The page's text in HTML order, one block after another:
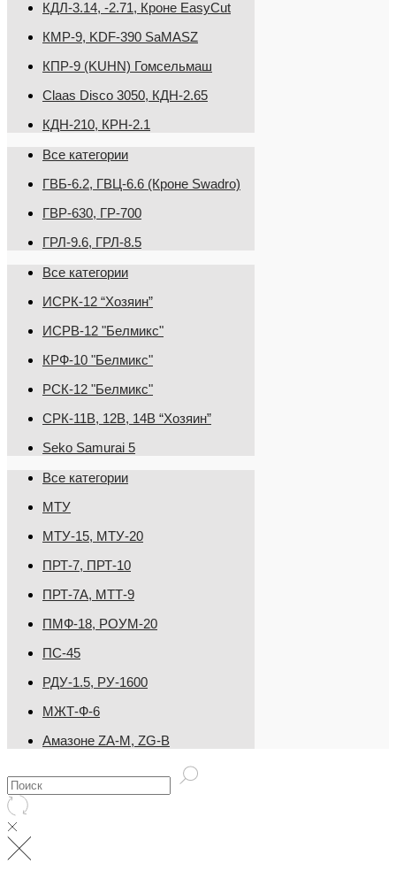
КДЛ-3.14, -2.71, Кроне EasyCut
КМР-9, KDF-390 SaMASZ
КПР-9 (KUHN) Гомсельмаш
Claas Disco 3050, КДН-2.65
КДН-210, КРН-2.1
Все категории
ГВБ-6.2, ГВЦ-6.6 (Кроне Swadro)
ГВР-630, ГР-700
ГРЛ-9.6, ГРЛ-8.5
Все категории
ИСРК-12 “Хозяин”
ИСРВ-12 "Белмикс"
КРФ-10 "Белмикс"
РСК-12 "Белмикс"
СРК-11В, 12В, 14В “Хозяин”
Seko Samurai 5
Все категории
МТУ
МТУ-15, МТУ-20
ПРТ-7, ПРТ-10
ПРТ-7А, МТТ-9
ПМФ-18, РОУМ-20
ПС-45
РДУ-1.5, РУ-1600
МЖТ-Ф-6
Амазоне ZA-M, ZG-B